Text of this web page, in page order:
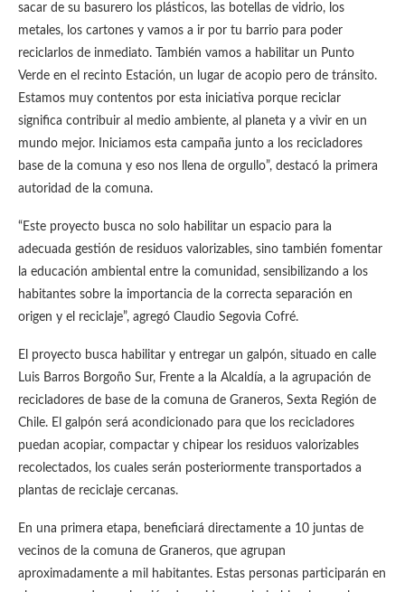
sacar de su basurero los plásticos, las botellas de vidrio, los
metales, los cartones y vamos a ir por tu barrio para poder
reciclarlos de inmediato. También vamos a habilitar un Punto
Verde en el recinto Estación, un lugar de acopio pero de tránsito.
Estamos muy contentos por esta iniciativa porque reciclar
significa contribuir al medio ambiente, al planeta y a vivir en un
mundo mejor. Iniciamos esta campaña junto a los recicladores
base de la comuna y eso nos llena de orgullo”, destacó la primera
autoridad de la comuna.
“Este proyecto busca no solo habilitar un espacio para la
adecuada gestión de residuos valorizables, sino también fomentar
la educación ambiental entre la comunidad, sensibilizando a los
habitantes sobre la importancia de la correcta separación en
origen y el reciclaje”, agregó Claudio Segovia Cofré.
El proyecto busca habilitar y entregar un galpón, situado en calle
Luis Barros Borgoño Sur, Frente a la Alcaldía, a la agrupación de
recicladores de base de la comuna de Graneros, Sexta Región de
Chile. El galpón será acondicionado para que los recicladores
puedan acopiar, compactar y chipear los residuos valorizables
recolectados, los cuales serán posteriormente transportados a
plantas de reciclaje cercanas.
En una primera etapa, beneficiará directamente a 10 juntas de
vecinos de la comuna de Graneros, que agrupan
aproximadamente a mil habitantes. Estas personas participarán en